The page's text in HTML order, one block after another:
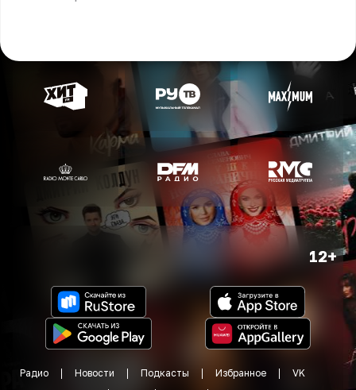
12+
Радио Новости Подкасты Избранное
VK